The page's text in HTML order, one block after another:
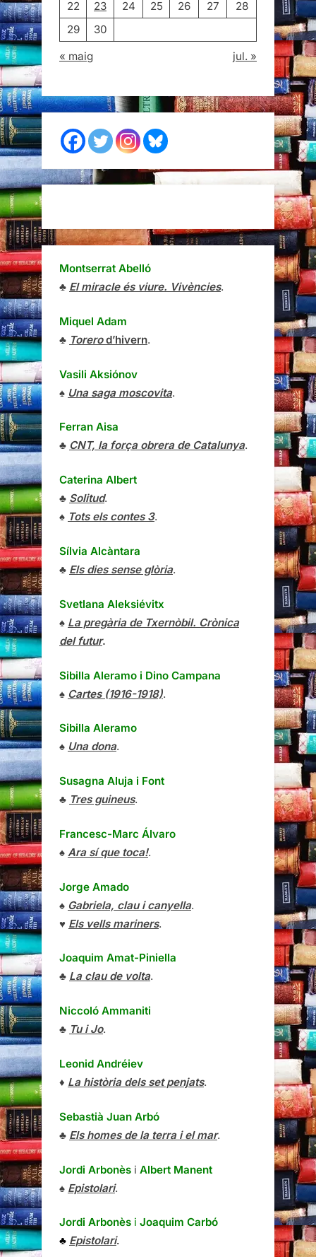
22
23 24 25 26 27
28
29
30
« maig
jul. »
Montserrat Abelló
♣ El miracle és viure. Vivències.
Miquel Adam
♣ Torerod’hivern.
Vasili Aksiónov
♠ Una saga moscovita.
Ferran Aisa
♣ CNT, la força obrera de Catalunya.
Caterina Albert
♣ Solitud.
♠ Tots els contes 3.
Sílvia Alcàntara
♣ Els dies sense glòria.
Svetlana Aleksiévitx
♠ La pregària de Txernòbil. Crònica
del futur.
Sibilla Aleramo i Dino Campana
♠ Cartes (1916-1918).
Sibilla Aleramo
♠ Una dona.
Susagna Aluja i Font
♣ Tres guineus.
Francesc-Marc Álvaro
♠ Ara sí que toca!.
Jorge Amado
♠ Gabriela, clau i canyella.
♥ Els vells mariners.
Joaquim Amat-Piniella
♣ La clau de volta.
Niccoló Ammaniti
♣ Tu i Jo.
Leonid Andréiev
♦ La història dels set penjats.
Sebastià Juan Arbó
♣ Els homes de la terra i el mar.
Jordi Arbonès i Albert Manent
♠ Epistolari.
Jordi Arbonès i Joaquim Carbó
♣ Epistolari.